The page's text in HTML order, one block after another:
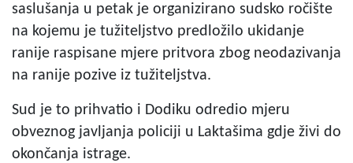
saslušanja u petak je organizirano sudsko ročište
na kojemu je tužiteljstvo predložilo ukidanje
ranije raspisane mjere pritvora zbog neodazivanja
na ranije pozive iz tužiteljstva.
Sud je to prihvatio i Dodiku odredio mjeru
obveznog javljanja policiji u Laktašima gdje živi do
okončanja istrage.